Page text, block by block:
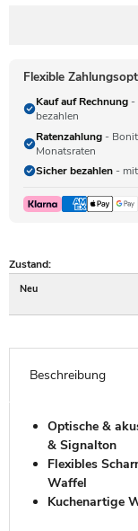
Flexible
Kauf auf Rechnung -
bezahlen
Ratenzahlung -
Monatsraten
Sicher bezahlen -
Zustand:
Neu
Beschreibung
Optische &
& Signalton
Flexibles
Waffel
Kuchenartige